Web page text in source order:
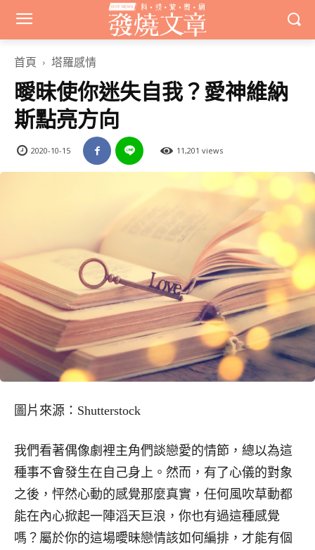
首頁 塔羅感情
曖昧使你迷失自我？愛神維納
斯點亮方向
2020-10-15 11,201 views
圖片來源：Shutterstock
我們看著偶像劇裡主角們談戀愛的情節，總以為這
種事不會發生在自己身上。然而，有了心儀的對象
之後，怦然心動的感覺那麼真實，任何風吹草動都
能在內心掀起一陣滔天巨浪，你也有過這種感覺
嗎？屬於你的這場曖昧戀情該如何編排，才能有個